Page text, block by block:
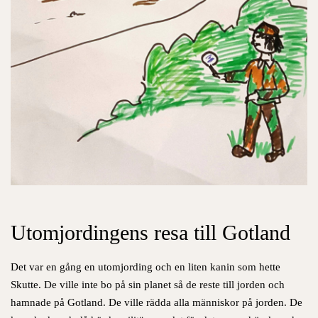
Utomjordingens resa till Gotland
Det var en gång en utomjording och en liten kanin som hette
Skutte. De ville inte bo på sin planet så de reste till jorden och
hamnade på Gotland. De ville rädda alla människor på jorden. De